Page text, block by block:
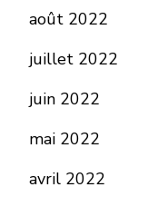
août 2022
juillet 2022
juin 2022
mai 2022
avril 2022